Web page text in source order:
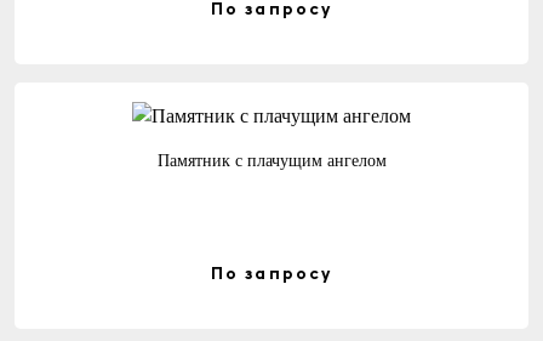
По запросу
Памятник с плачущим ангелом
По запросу